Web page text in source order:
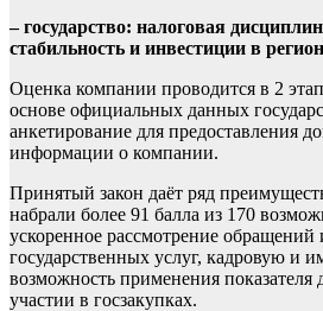
– государство: налоговая
стабильность и инвестиции в
Оценка компании проводится в 2
основе официальных данных
анкетирование для предоставления
информации о компании.
Принятый закон даёт ряд
набрали более 91 балла из 170
ускоренное рассмотрение обращений
государственных услуг, кадровую и
возможность применения показателя
участии в госзакупках.